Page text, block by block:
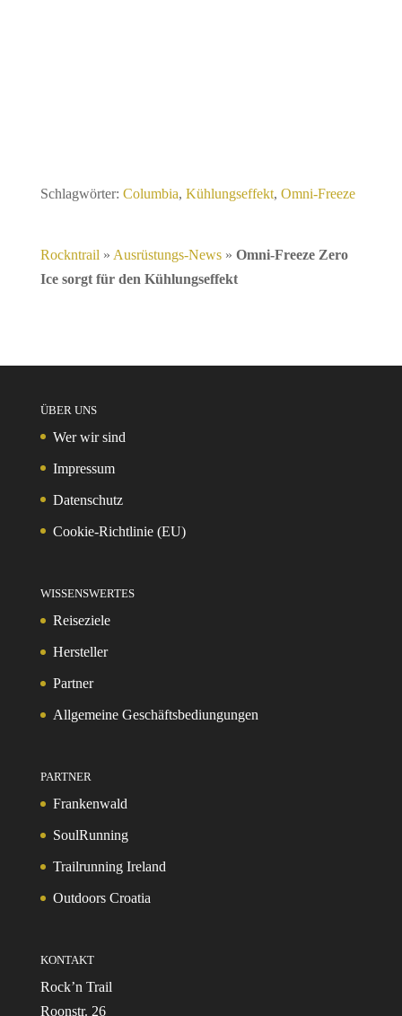
Schlagwörter: Columbia, Kühlungseffekt, Omni-Freeze
Rockntrail » Ausrüstungs-News» Omni-Freeze Zero
Ice sorgt für den Kühlungseffekt
ÜBER UNS
Wer wir sind
Impressum
Datenschutz
Cookie-Richtlinie (EU)
WISSENSWERTES
Reiseziele
Hersteller
Partner
Allgemeine Geschäftsbediungungen
PARTNER
Frankenwald
SoulRunning
Trailrunning Ireland
Outdoors Croatia
KONTAKT
Rock’n Trail
Roonstr. 26